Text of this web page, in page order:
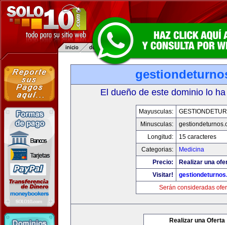
El dueño de este dominio lo
Mayusculas:
Minusculas:
Longitud:
15 caracteres
Categorias:
Medicina
Precio:
Realizar una
Visitar!
Serán consideradas
Realizar una Oferta